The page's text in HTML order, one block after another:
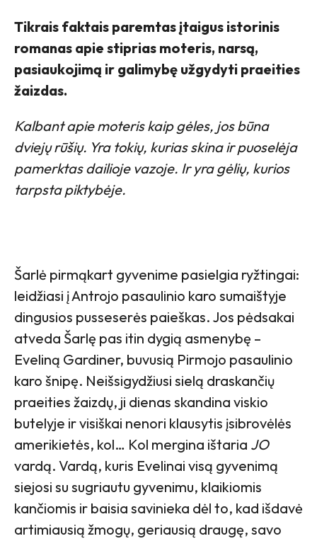
Tikrais faktais paremtas įtaigus istorinis
romanas apie stiprias moteris, narsą,
pasiaukojimą ir galimybę užgydyti praeities
žaizdas.
Kalbant apie moteris kaip gėles, jos būna
dviejų rūšių. Yra tokių, kurias skina ir puoselėja
pamerktas dailioje vazoje. Ir yra gėlių, kurios
tarpsta piktybėje.
Šarlė pirmąkart gyvenime pasielgia ryžtingai:
leidžiasi į Antrojo pasaulinio karo sumaištyje
dingusios pusseserės paieškas. Jos pėdsakai
atveda Šarlę pas itin dygią asmenybę –
Eveliną Gardiner, buvusią Pirmojo pasaulinio
karo šnipę. Neišsigydžiusi sielą draskančių
praeities žaizdų, ji dienas skandina viskio
butelyje ir visiškai nenori klausytis įsibrovėlės
amerikietės, kol… Kol mergina ištaria JO
vardą. Vardą, kuris Evelinai visą gyvenimą
siejosi su sugriautu gyvenimu, klaikiomis
kančiomis ir baisia savinieka dėl to, kad išdavė
artimiausią žmogų, geriausią draugę, savo